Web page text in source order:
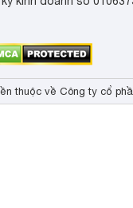
thuộc về Công ty cổ